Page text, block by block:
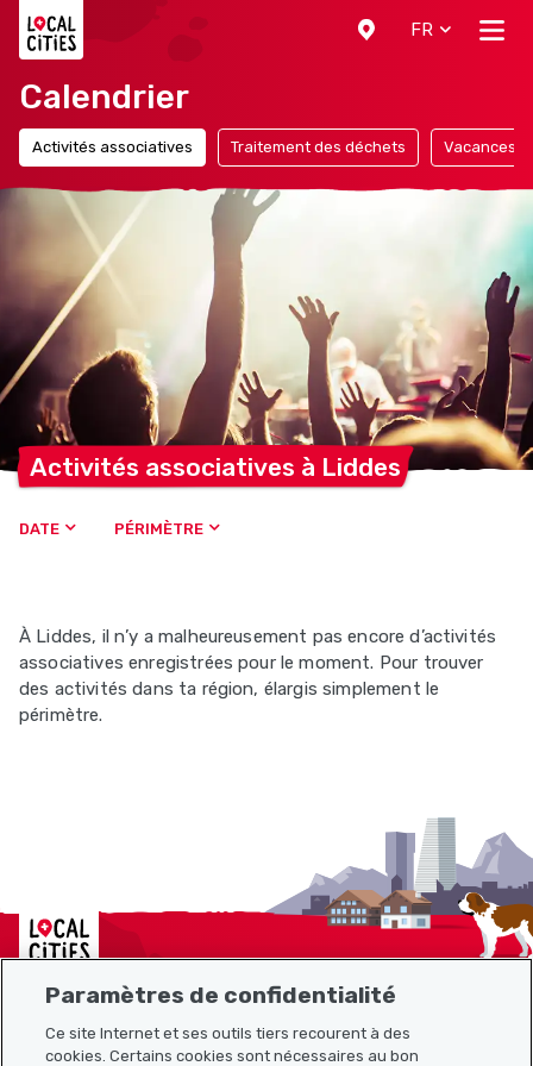
FR
Calendrier
Activités associatives Traitement des déchets Vacances
Activités associatives à Liddes
DATE PÉRIMÈTRE
À Liddes, il n’y a malheureusement pas encore d’activités
associatives enregistrées pour le moment. Pour trouver
des activités dans ta région, élargis simplement le
périmètre.
Localcities
Plan du site
Paramètres de confidentialité
Ce site Internet et ses outils tiers recourent à des
cookies. Certains cookies sont nécessaires au bon